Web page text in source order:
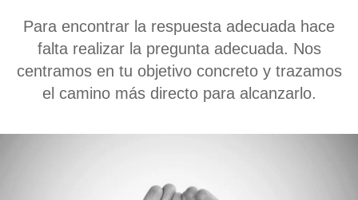
Para encontrar la respuesta adecuada hace
falta realizar la pregunta adecuada. Nos
centramos en tu objetivo concreto y trazamos
el camino más directo para alcanzarlo.